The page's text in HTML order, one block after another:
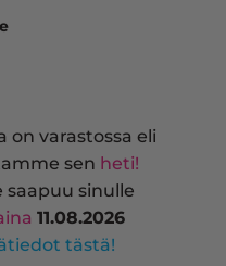
on varastossa eli
sen heti!
saapuu sinulle
11.08.2026
tästä!